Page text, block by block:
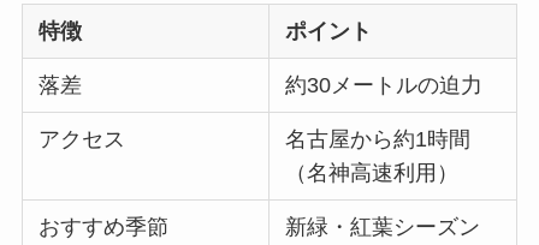
特徴 ポイント
落差 約30メートルの迫力
アクセス
名古屋から約1時間
（名神高速利用）
おすすめ季節 新緑・紅葉シーズン